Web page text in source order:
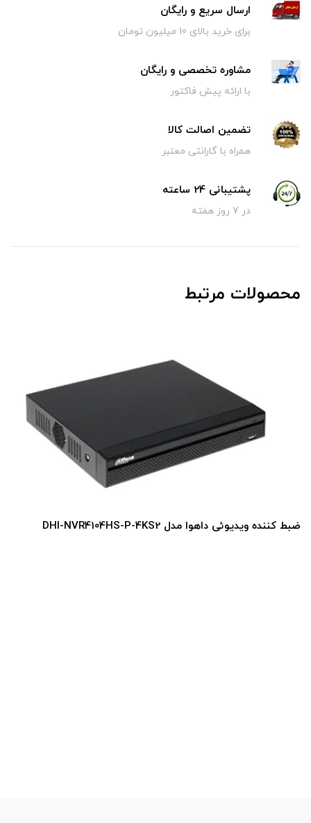
ارسال سریع و رایگان
برای خرید بالای 10 میلیون تومان
مشاوره تخصصی و رایگان
با ارائه پیش فاکتور
تضمین اصالت کالا
همراه با گارانتی معتبر
پشتیبانی 24 ساعته
در 7 روز هفته
محصولات مرتبط
ضبط کننده ویدیوئی داهوا مدل DHI-NVR4104HS-P-4KS2